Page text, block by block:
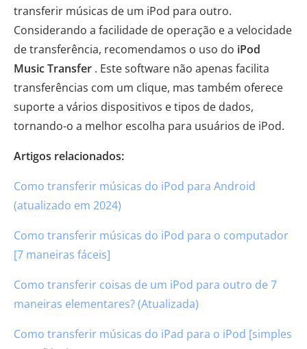
transferir músicas de um iPod para outro.
Considerando a facilidade de operação e a velocidade
de transferência, recomendamos o uso do iPod
Music Transfer . Este software não apenas facilita
transferências com um clique, mas também oferece
suporte a vários dispositivos e tipos de dados,
tornando-o a melhor escolha para usuários de iPod.
Artigos relacionados:
Como transferir músicas do iPod para Android
(atualizado em 2024)
Como transferir músicas do iPod para o computador
[7 maneiras fáceis]
Como transferir coisas de um iPod para outro de 7
maneiras elementares? (Atualizada)
Como transferir músicas do iPad para o iPod [simples